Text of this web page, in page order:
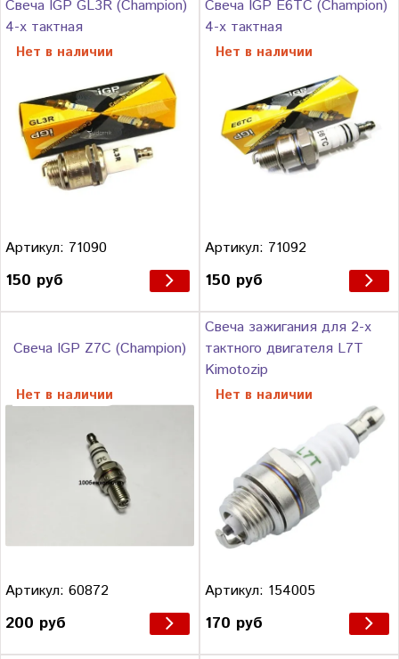
Свеча IGP GL3R (Champion)
4-х тактная
Нет в наличии
Артикул: 71090
150 руб
Свеча IGP E6TC (Champion)
4-х тактная
Нет в наличии
Артикул: 71092
150 руб
Свеча IGP Z7C (Champion)
Нет в наличии
Артикул: 60872
200 руб
Свеча зажигания для 2-х
тактного двигателя L7T
Kimotozip
Нет в наличии
Артикул: 154005
170 руб